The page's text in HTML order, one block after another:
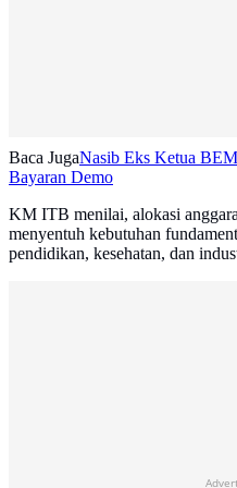
Baca JugaNasib Eks Ketua
Bayaran Demo
KM ITB menilai, alokasi
menyentuh kebutuhan
pendidikan, kesehatan, dan